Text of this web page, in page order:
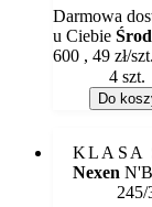
Dostępność:
Darmowa
u Ciebie
600 , 49 zł/szt.
Do
KLASA
Nexen